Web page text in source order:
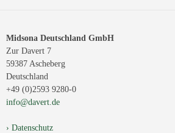
Midsona Deutschland GmbH
Zur Davert 7
59387 Ascheberg
Deutschland
+49 (0)2593 9280-0
info@davert.de
Datenschutz